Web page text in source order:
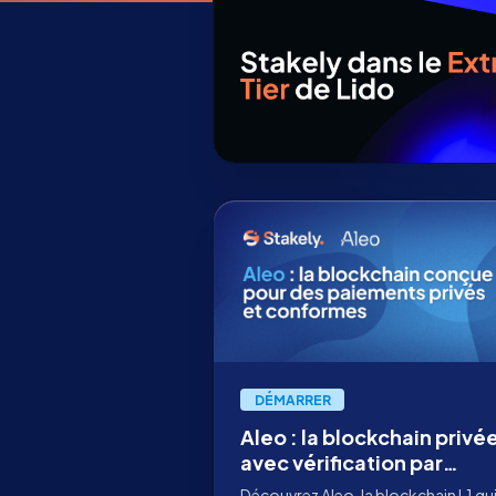
DÉMARRER
Aleo : la blockchain
avec vérification par
preuves à divulgation nulle